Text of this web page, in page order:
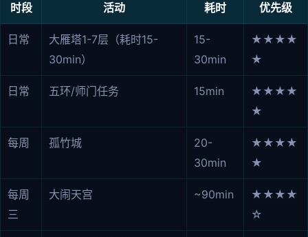
时段 活动 耗时 优先级
日常
大雁塔1-7层（耗时15-
30min）
15-
30min
★★★★
★
日常 五环/师门任务 15min
★★★★
★
每周 孤竹城
20-
30min
★★★★
★
每周
三
大闹天宫 ~90min
★★★★
☆